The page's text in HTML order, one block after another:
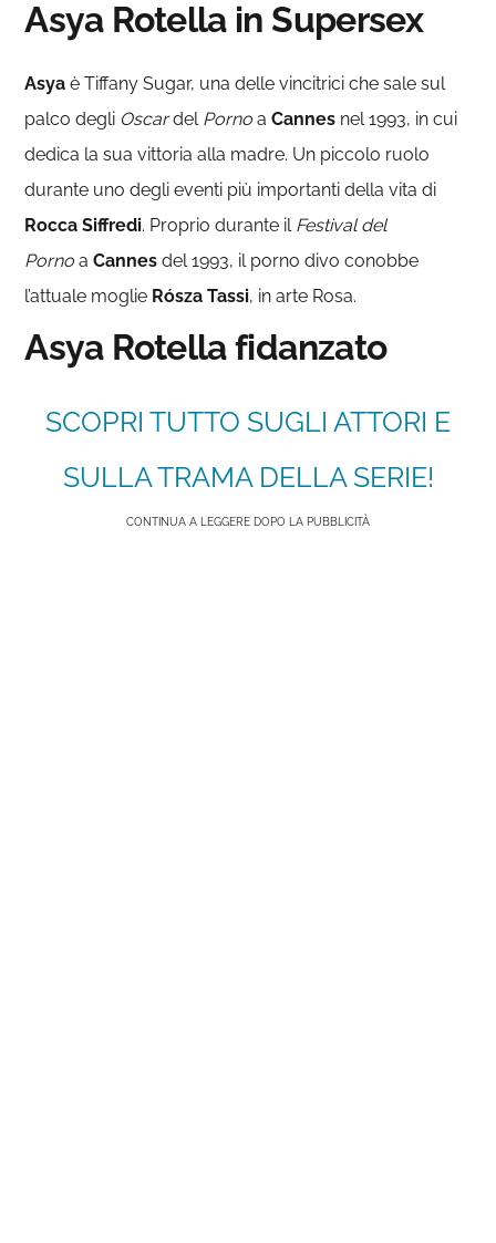
Asya Rotella in Supersex
Asyaè Tiffany Sugar, una delle vincitrici che sale sul
palco degli Oscardel Porno aCannes nel 1993, in cui
dedica la sua vittoria alla madre. Un piccolo ruolo
durante uno degli eventi più importanti della vita di
Rocca Siffredi. Proprio durante il Festival del
PornoaCannesdel 1993, il porno divo conobbe
l’attuale moglie Rósza Tassi, in arte Rosa.
Asya Rotella fidanzato
SCOPRI TUTTO SUGLI ATTORI E
SULLA TRAMA DELLA SERIE!
CONTINUA A LEGGERE DOPO LA PUBBLICITÀ